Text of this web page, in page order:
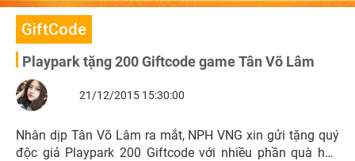
GiftCode
Playpark tặng 200 Giftcode game Tân Võ Lâm
21/12/2015 15:30:00
Nhân dịp Tân Võ Lâm ra mắt, NPH VNG xin gửi tặng quý
độc giả Playpark 200 Giftcode với nhiều phần quà hấp